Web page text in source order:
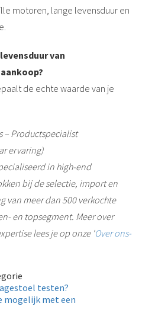
motoren, lange levensduur en
van
de echte waarde van je
– Productspecialist
ervaring)
in high-end
bij de selectie, import en
van meer dan 500 verkochte
en topsegment. Meer over
lees je op onze 'Over ons-
testen?
mogelijk met een